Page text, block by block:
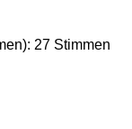
27 Stimmen